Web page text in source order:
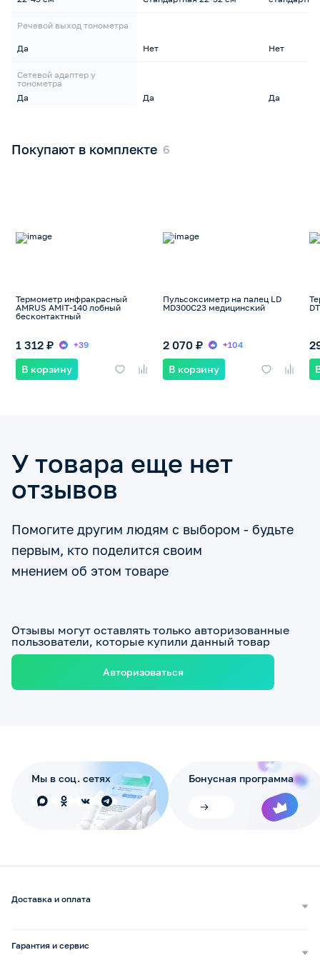
Речевой выход тонометра
Да
Сетевой адаптер у
тонометра
Да
Нет
Да
Нет
Да
Покупают в комплекте
Термометр инфракрасный
AMRUS AMIT-140 лобный
бесконтактный
1 312 ₽ +39
В корзину
Пульсоксиметр на палец LD
MD300C23 медицинский
2 070 ₽ +104
В корзину
У товара еще нет
отзывов
Помогите другим людям с выбором - будьте
первым, кто поделится своим
мнением об этом товаре
Отзывы могут оставлять только авторизованные
пользователи, которые купили данный товар
Авторизоваться
Мы в соц. сетях Бонусная программа
Доставка и оплата
Гарантия и сервис